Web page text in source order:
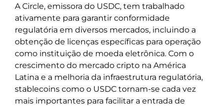
A Circle, emissora do USDC, tem trabalhado
ativamente para garantir conformidade
regulatória em diversos mercados, incluindo a
obtenção de licenças específicas para operação
como instituição de moeda eletrônica. Com o
crescimento do mercado cripto na América
Latina e a melhoria da infraestrutura regulatória,
stablecoins como o USDC tornam-se cada vez
mais importantes para facilitar a entrada de